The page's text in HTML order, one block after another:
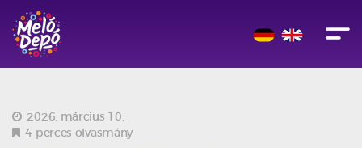
2026. március 10.
4 perces olvasmány